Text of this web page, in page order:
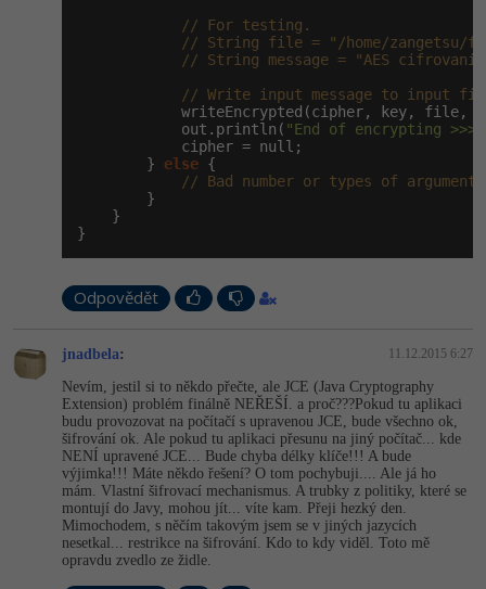
// For testing.
// String file = "/home/zangetsu/
// String message = "AES
// Write input message to input
writeEncrypted(cipher, key, file,
            out.println(
"End of encrypting >>>
            cipher = null;
        }
else {
// Bad number or types of
        }
    }
}
Odpovědět
jnadbela: 11.12.2015 6:27
Nevím, jestil si to někdo přečte, ale JCE (Java Cryptography
Extension) problém finálně NEŘEŠÍ. a proč???Pokud tu aplikaci
budu provozovat na počítačí s upravenou JCE, bude všechno ok,
šifrování ok. Ale pokud tu aplikaci přesunu na jiný počítač... kde
NENÍ upravené JCE... Bude chyba délky klíče!!! A bude
výjimka!!! Máte někdo řešení? O tom pochybuji.... Ale já ho
mám. Vlastní šifrovací mechanismus. A trubky z politiky, které se
montují do Javy, mohou jít... víte kam. Přeji hezký den.
Mimochodem, s něčím takovým jsem se v jiných jazycích
nesetkal... restrikce na šifrování. Kdo to kdy viděl. Toto mě
opravdu zvedlo ze židle.